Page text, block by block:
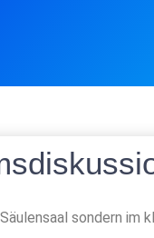
sondern im